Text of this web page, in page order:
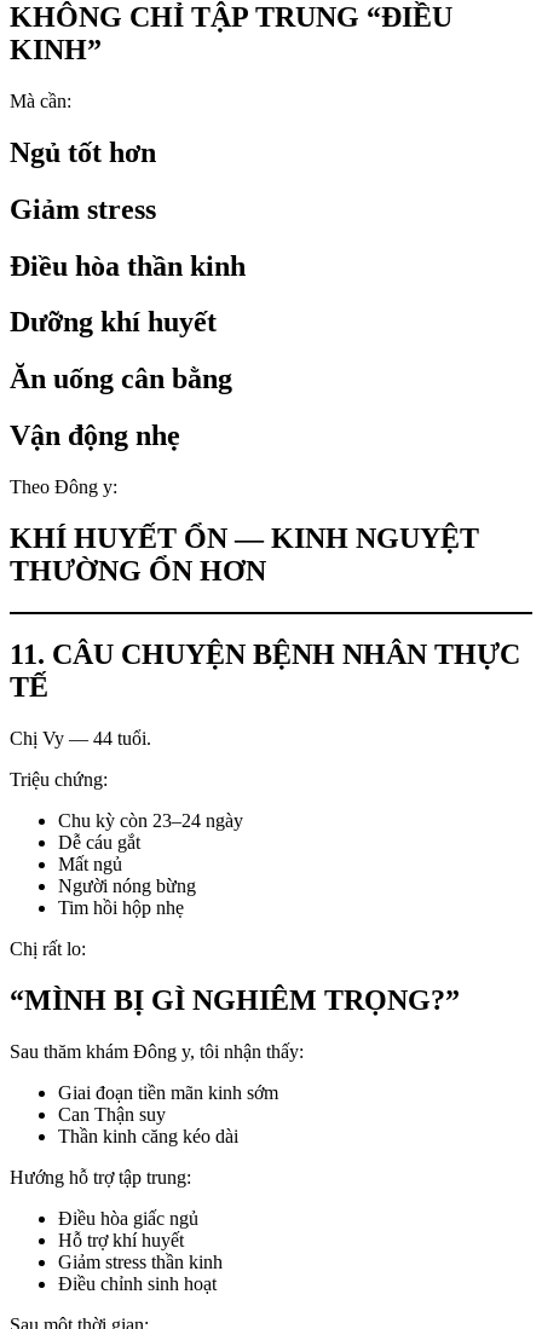
KHÔNG CHỈ TẬP TRUNG “ĐIỀU
KINH”
Mà cần:
Ngủ tốt hơn
Giảm stress
Điều hòa thần kinh
Dưỡng khí huyết
Ăn uống cân bằng
Vận động nhẹ
Theo Đông y:
KHÍ HUYẾT ỔN — KINH NGUYỆT
THƯỜNG ỔN HƠN
11. CÂU CHUYỆN BỆNH NHÂN THỰC
TẾ
Chị Vy — 44 tuổi.
Triệu chứng:
Chu kỳ còn 23–24 ngày
Dễ cáu gắt
Mất ngủ
Người nóng bừng
Tim hồi hộp nhẹ
Chị rất lo:
“MÌNH BỊ GÌ NGHIÊM TRỌNG?”
Sau thăm khám Đông y, tôi nhận thấy:
Giai đoạn tiền mãn kinh sớm
Can Thận suy
Thần kinh căng kéo dài
Hướng hỗ trợ tập trung:
Điều hòa giấc ngủ
Hỗ trợ khí huyết
Giảm stress thần kinh
Điều chỉnh sinh hoạt
Sau một thời gian: